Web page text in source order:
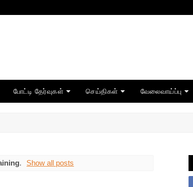
போட்டி தேர்வுகள் செய்திகள் வேலைவாய்ப்பு
. Show all posts